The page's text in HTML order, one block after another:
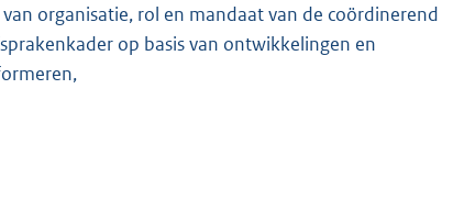
organisatie, rol en mandaat van de coördinerend
op basis van ontwikkelingen en